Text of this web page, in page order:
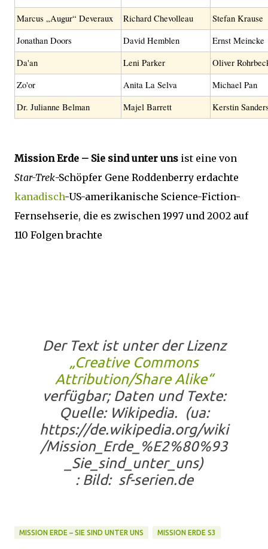
Marcus „Augur“ Deveraux
Richard Chevolleau
Stefan Krause
Jonathan Doors
David Hemblen
Ernst Meincke
Da'an
Leni Parker
Oliver
Zo'or
Anita La Selva
Michael Pan
Dr. Julianne Belman
Majel Barrett Kerstin
Mission Erde – Sie sind unter uns ist eine von
Star-Trek-Schöpfer Gene Roddenberry erdachte
kanadisch-US-amerikanische Science-Fiction-
Fernsehserie, die es zwischen 1997 und 2002 auf
110 Folgen brachte
Der Text ist unter der Lizenz
„Creative Commons
Attribution/Share Alike“
verfügbar; Daten und Texte:
Quelle: Wikipedia. (ua:
https://de.wikipedia.org/wiki
/Mission_Erde_%E2%80%93
_Sie_sind_unter_uns)
: Bild: sf-serien.de
MISSION ERDE – SIE SIND UNTER UNS MISSION ERDE S3